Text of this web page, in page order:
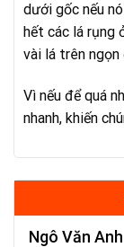
dưới gốc nếu
hết các lá rụng
vài lá trên
Vì nếu để quá
nhanh, khiến
Ngô Văn Anh